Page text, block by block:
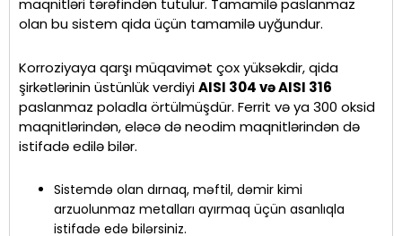
maqnitləri tərəfindən tutulur. Tamamilə paslanmaz
olan bu sistem qida üçün tamamilə uyğundur.
Korroziyaya qarşı müqavimət çox yüksəkdir, qida
şirkətlərinin üstünlük verdiyiAISI 304 və AISI 316
paslanmaz poladla örtülmüşdür. Ferrit və ya 300 oksid
maqnitlərindən, eləcə də neodim maqnitlərindən də
istifadə edilə bilər.
Sistemdə olan dırnaq, məftil, dəmir kimi
arzuolunmaz metalları ayırmaq üçün asanlıqla
istifadə edə bilərsiniz.